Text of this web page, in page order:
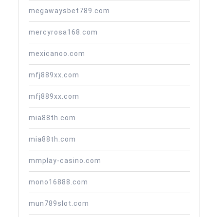
megawaysbet789.com
mercyrosa168.com
mexicanoo.com
mfj889xx.com
mfj889xx.com
mia88th.com
mia88th.com
mmplay-casino.com
mono16888.com
mun789slot.com